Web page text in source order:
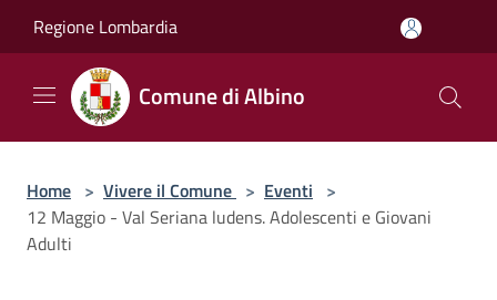
Regione Lombardia
Comune di Albino
Home > Vivere il Comune > Eventi >
12 Maggio - Val Seriana ludens. Adolescenti e Giovani
Adulti